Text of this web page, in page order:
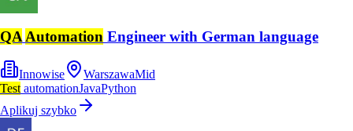
QA Automation Engineer with German language
Innowise WarszawaMid
Test automationJavaPython
Aplikuj szybko